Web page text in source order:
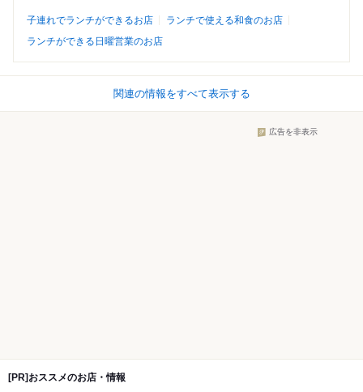
子連れでランチができるお店
ランチで使える和食のお店
ランチができる日曜営業のお店
関連の情報をすべて表示する
広告を非表示
[PR]おススメのお店・情報